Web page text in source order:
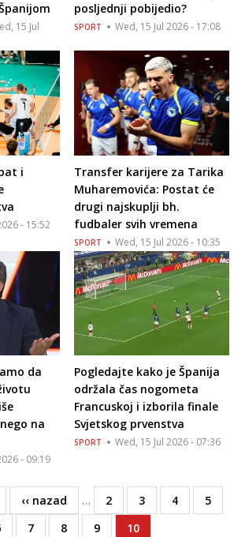
15 Jul
posljednji pobijedio?
SPORT Wed, 15 Jul 2026 - 17:08
i
- 15:52
Transfer karijere za Tarika
Muharemovića: Postat će
drugi najskuplji bh.
fudbaler svih vremena
SPORT Wed, 15 Jul 2026 - 10:35
da
na
- 09:19
Pogledajte kako je Španija
održala čas nogometa
Francuskoj i izborila finale
Svjetskog prvenstva
SPORT Wed, 15 Jul 2026 - 07:36
Previous
page
‹‹ nazad … Page
2 Page
3 Page
4 Page
5
Page
7 Page
8 Page
9
Current
10